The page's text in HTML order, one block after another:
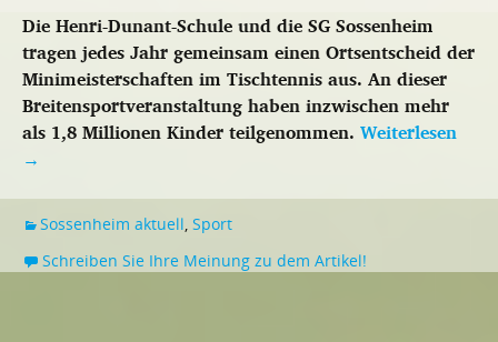
Die Henri-Dunant-Schule und die SG Sossenheim
tragen jedes Jahr gemeinsam einen Ortsentscheid der
Minimeisterschaften im Tischtennis aus. An dieser
Breitensportveranstaltung haben inzwischen mehr
als 1,8 Millionen Kinder teilgenommen. Weiterlesen
→
Sossenheim aktuell, Sport
Schreiben Sie Ihre Meinung zu dem Artikel!